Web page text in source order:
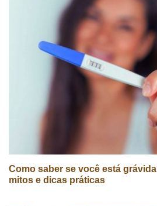
Como saber se você está
mitos e dicas práticas